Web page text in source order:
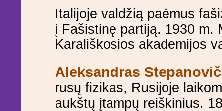
Italijoje valdžią paėmus
į Fašistinę partiją. 1930 m.
Karališkosios akademijos
Aleksandras
rusų fizikas, Rusijoje
aukštų įtampų reiškinius.